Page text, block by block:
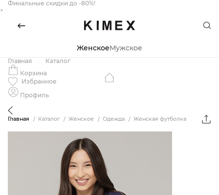
Финальные скидки до -80%!
×
ЖенскоеМужское
Главная
Каталог
Корзина
Избранное
Профиль
Главная Каталог Женское Одежда Женская футболка